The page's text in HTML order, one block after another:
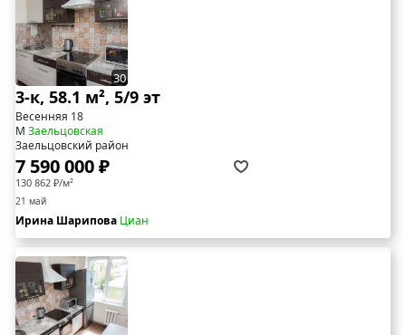
30
3-к, 58.1 м², 5/9 эт
Весенняя 18
М Заельцовская
Заельцовский район
7 590 000 ₽
130 862 ₽/м²
21 май
Ирина Шарипова Циан